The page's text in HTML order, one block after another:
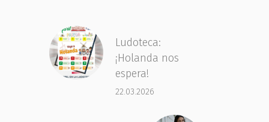
Ludoteca:
¡Holanda nos
espera!
22.03.2026